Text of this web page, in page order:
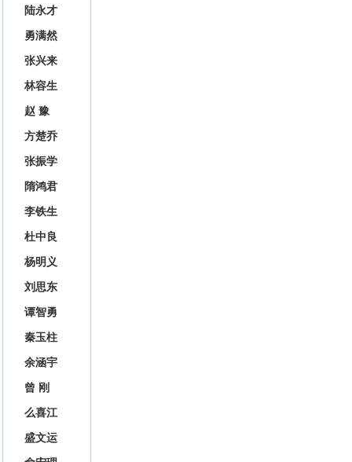
陆永才
勇满然
张兴来
林容生
赵 豫
方楚乔
张振学
隋鸿君
李铁生
杜中良
杨明义
刘思东
谭智勇
秦玉柱
余涵宇
曾 刚
么喜江
盛文运